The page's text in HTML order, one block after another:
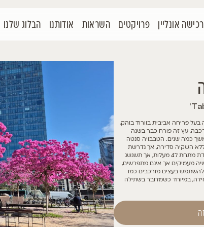
השראות אודותנו הבלוג שלנו צור קשר